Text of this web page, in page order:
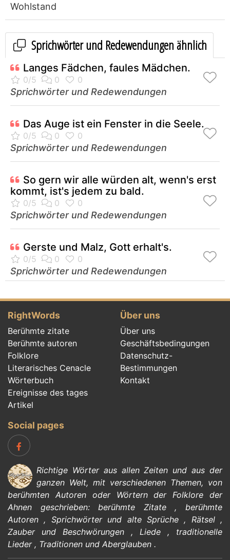
Wohlstand
Sprichwörter und Redewendungen ähnlich
Langes Fädchen, faules Mädchen.
Sprichwörter und Redewendungen
Das Auge ist ein Fenster in die Seele.
Sprichwörter und Redewendungen
So gern wir alle würden alt, wenn's erst
kommt, ist's jedem zu bald.
Sprichwörter und Redewendungen
Gerste und Malz, Gott erhalt's.
Sprichwörter und Redewendungen
RightWords
Berühmte zitate
Berühmte autoren
Folklore
Literarisches Cenacle
Wörterbuch
Ereignisse des tages
Artikel
Über uns
Über uns
Geschäftsbedingungen
Datenschutz-
Bestimmungen
Kontakt
Social pages
Richtige Wörter aus allen Zeiten und aus der
ganzen Welt, mit verschiedenen Themen, von
berühmten Autorenoder Wörtern derFolklore der
Ahnen geschrieben:berühmte Zitate,berühmte
Autoren , Sprichwörter und alte Sprüche, Rätsel,
Zauber und Beschwörungen , Liede , traditionelle
Lieder, Traditionen und Aberglauben .